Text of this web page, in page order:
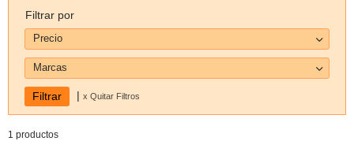
Filtrar por
Precio
Marcas
| x Quitar Filtros
1 productos